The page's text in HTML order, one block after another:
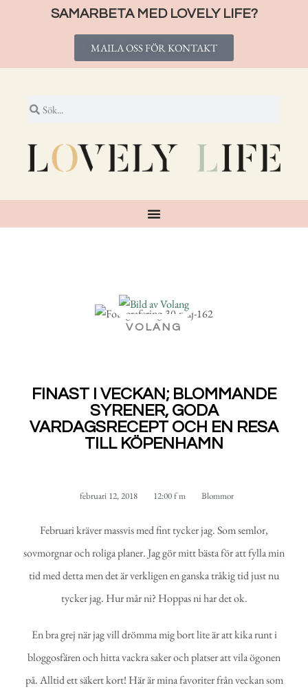
SAMARBETA MED LOVELY LIFE?
MAILA OSS FÖR KONTAKT
VOLANG
FINAST I VECKAN; BLOMMANDE
SYRENER, GODA
VARDAGSRECEPT OCH EN RESA
TILL KÖPENHAMN
februari 12, 2018 12:00 f m Blommor
Februari kräver massvis med fint tycker jag. Som semlor,
sovmorgnar och roliga planer. Jag gör mitt bästa för att fylla min
tid med detta men det är verkligen en ganska tråkig tid just nu
tycker jag. Hur mår ni? Hoppas ni har det ok.
En bra grej när jag vill drömma mig bort lite är att kika runt i
bloggosfären och hitta vackra saker och platser att vila ögonen
på. Alltid ett säkert kort! Här är mina favoriter från veckan som